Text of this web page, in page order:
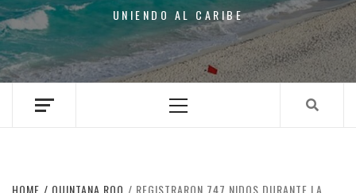
UNIENDO AL CARIBE
Menu
HOME QUINTANA ROO
REGISTRARON 747 NIDOS DURANTE LA